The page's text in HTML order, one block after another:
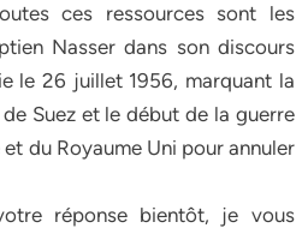
ces ressources sont les
Nasser dans son discours
le 26 juillet 1956, marquant la
Suez et le début de la guerre
et du Royaume Uni pour annuler
réponse bientôt, je vous